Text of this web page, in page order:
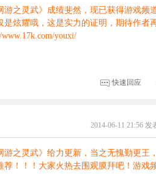
之灵武》成绩斐然，现已获得游戏频
是炫耀哦，这是实力的证明，期待作者
youxi/
快速回应
2014-06-11 21:56 发
之灵武》给力更新，当之无愧勤更王
！！！大家火热去围观膜拜吧！游戏